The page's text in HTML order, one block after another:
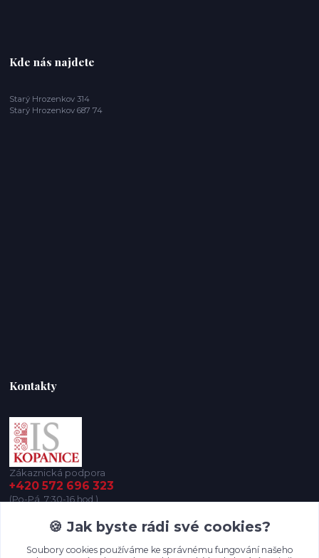
Kde nás najdete
Starý Hrozenkov 314
Starý Hrozenkov 687 74
Kontakty
Zákaznická podpora
+420 572 696 323
(Po-Pá, 7:30-16 hod.)
iskopanice@iskopanice.cz
🍪 Jak byste rádi své cookies?
Soubory cookies používáme ke správnému fungování našeho